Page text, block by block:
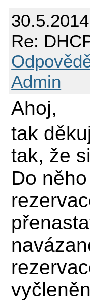
Re:
Admin
Ahoj,
tak
tak, že
Do